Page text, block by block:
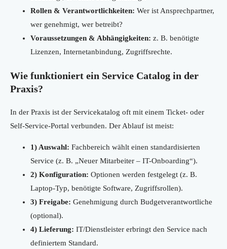
Rollen & Verantwortlichkeiten: Wer ist Ansprechpartner,
wer genehmigt, wer betreibt?
Voraussetzungen & Abhängigkeiten: z. B. benötigte
Lizenzen, Internetanbindung, Zugriffsrechte.
Wie funktioniert ein Service Catalog in der
Praxis?
In der Praxis ist der Servicekatalog oft mit einem Ticket- oder
Self-Service-Portal verbunden. Der Ablauf ist meist:
1) Auswahl: Fachbereich wählt einen standardisierten
Service (z. B. „Neuer Mitarbeiter – IT-Onboarding“).
2) Konfiguration: Optionen werden festgelegt (z. B.
Laptop-Typ, benötigte Software, Zugriffsrollen).
3) Freigabe: Genehmigung durch Budgetverantwortliche
(optional).
4) Lieferung: IT/Dienstleister erbringt den Service nach
definiertem Standard.